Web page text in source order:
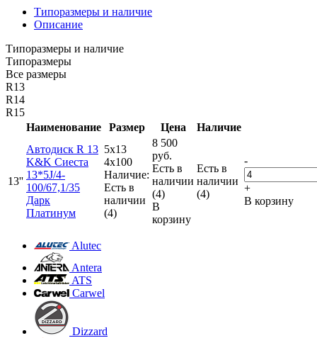
Типоразмеры и наличие
Описание
Типоразмеры и наличие
Типоразмеры
Все размеры
R13
R14
R15
Наименование
Размер Цена Наличие
13''
Автодиск R 13
K&K Сиеста
13*5J/4-
100/67,1/35
Дарк
Платинум
5x13
4x100
Наличие:
Есть в
наличии
(4)
8 500
руб.
Есть в
наличии
(4)
В
корзину
Есть в
наличии
(4)
-
+
В корзину
Alutec
Antera
ATS
Carwel
Dizzard